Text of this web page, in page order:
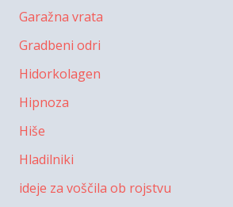
Garažna vrata
Gradbeni odri
Hidorkolagen
Hipnoza
Hiše
Hladilniki
ideje za voščila ob rojstvu